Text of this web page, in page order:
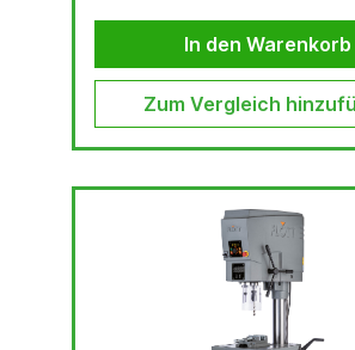
Feineinstellung und
UnterspannungsauslöserNOT-AUS-
SchlagtasterStufenlose
In den Warenkorb
Zum Vergleich